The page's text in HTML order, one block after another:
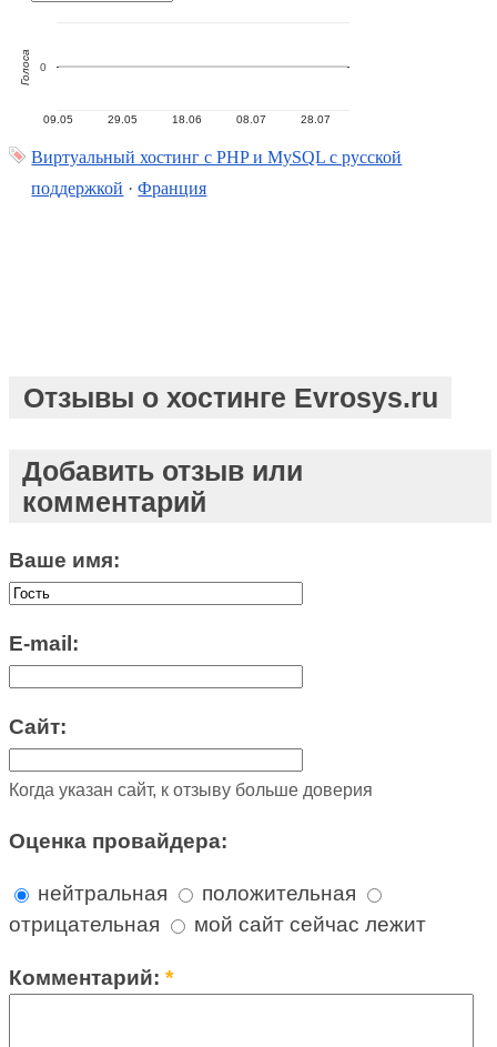
09.05 29.05 18.06 08.07 28.07
0
Голоса
Виртуальный хостинг c PHP и MySQL с русской
поддержкой ·Франция
Отзывы о хостинге Evrosys.ru
Добавить отзыв или
комментарий
Ваше имя:
E-mail:
Сайт:
Когда указан сайт, к отзыву больше доверия
Оценка провайдера:
нейтральная
положительная
отрицательная
мой сайт сейчас лежит
Комментарий:*